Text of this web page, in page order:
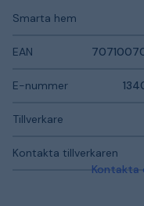
Smarta hem
EAN
E-nummer
Tillverkare
Kontakta tillverkaren
Kontakta